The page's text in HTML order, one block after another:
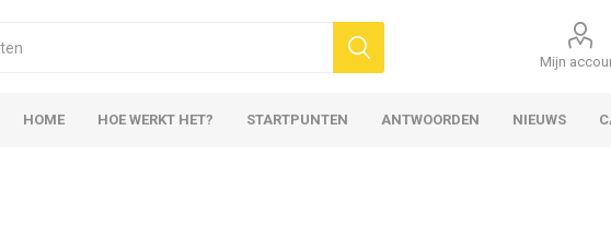
Mijn
HOME HOE WERKT HET? STARTPUNTEN ANTWOORDEN NIEUWS